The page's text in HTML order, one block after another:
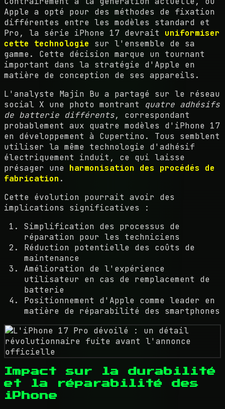
Apple a opté pour des méthodes de fixation
différentes entre les modèles standard et
Pro, la série iPhone 17 devrait uniformiser
cette technologie sur l'ensemble de sa
gamme. Cette décision marque un tournant
important dans la stratégie d'Apple en
matière de conception de ses appareils.
L'analyste Majin Bu a partagé sur le réseau
social X une photo montrant quatre adhésifs
de batterie différents, correspondant
probablement aux quatre modèles d'iPhone 17
en développement à Cupertino. Tous semblent
utiliser la même technologie d'adhésif
électriquement induit, ce qui laisse
présager une harmonisation des procédés de
fabrication .
Cette évolution pourrait avoir des
implications significatives :
Simplification des processus de
réparation pour les techniciens
Réduction potentielle des coûts de
maintenance
Amélioration de l'expérience
utilisateur en cas de remplacement de
batterie
Positionnement d'Apple comme leader en
matière de réparabilité des smartphones
Impact sur la durabilité
et la réparabilité des
iPhone